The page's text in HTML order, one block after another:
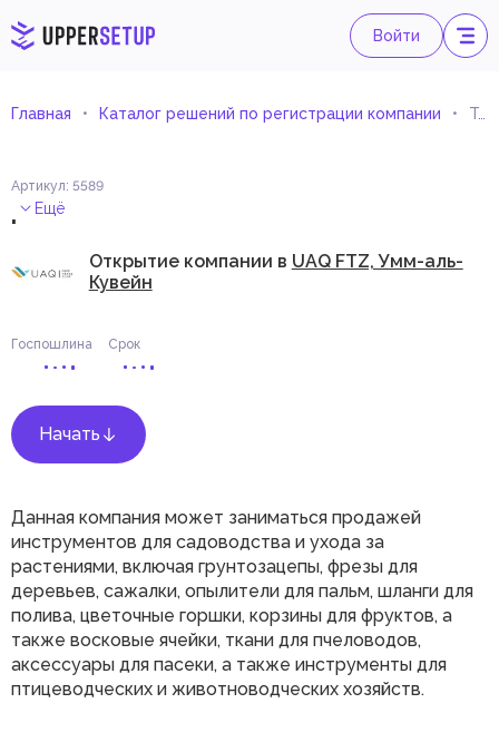
Войти
Главная Каталог решений по регистрации компании Торговля сельскохозяйственными инструментами
Артикул: 5589
. Ещё
Открытие компании в UAQ FTZ, Умм-аль-
Кувейн
Госпошлина Срок
Начать
Данная компания может заниматься продажей
инструментов для садоводства и ухода за
растениями, включая грунтозацепы, фрезы для
деревьев, сажалки, опылители для пальм, шланги для
полива, цветочные горшки, корзины для фруктов, а
также восковые ячейки, ткани для пчеловодов,
аксессуары для пасеки, а также инструменты для
птицеводческих и животноводческих хозяйств.